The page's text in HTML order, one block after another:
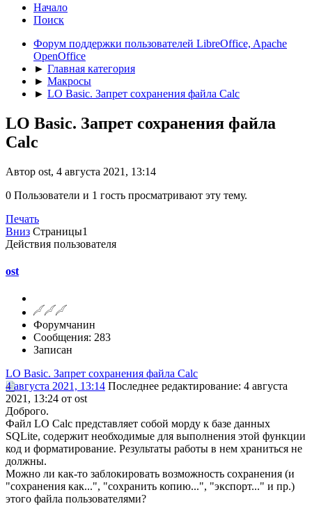
Начало
Поиск
Форум поддержки пользователей LibreOffice, Apache
OpenOffice
► Главная категория
► Макросы
► LO Basic. Запрет сохранения файла Calc
LO Basic. Запрет сохранения файла
Calc
Автор ost, 4 августа 2021, 13:14
0 Пользователи и 1 гость просматривают эту тему.
Печать
Вниз Страницы1
Действия пользователя
ost
Форумчанин
Сообщения: 283
Записан
LO Basic. Запрет сохранения файла Calc
4 августа 2021, 13:14 Последнее редактирование: 4 августа
2021, 13:24 от ost
Доброго.
Файл LO Calc представляет собой морду к базе данных
SQLite, содержит необходимые для выполнения этой функции
код и форматирование. Результаты работы в нем храниться не
должны.
Можно ли как-то заблокировать возможность сохранения (и
"сохранения как...", "сохранить копию...", "экспорт..." и пр.)
этого файла пользователями?